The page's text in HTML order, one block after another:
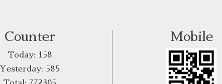
Counter
Today: 158
Yesterday: 585
Mobile